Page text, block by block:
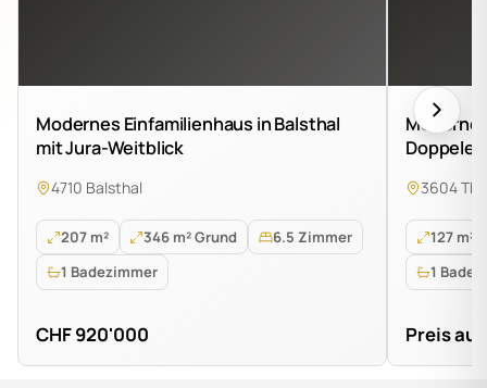
Modernes Einfamilienhaus in Balsthal
mit Jura-Weitblick
4710 Balsthal
207 m² 346 m² Grund
6.5 Zimmer
1 Badezimmer
CHF 920'000
3604
127 m²
1
Preis